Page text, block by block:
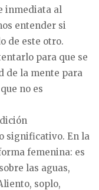
inmediata al
entender si
de este otro.
para que se
de la mente para
no es
significativo. En la
femenina: es
las aguas,
soplo,